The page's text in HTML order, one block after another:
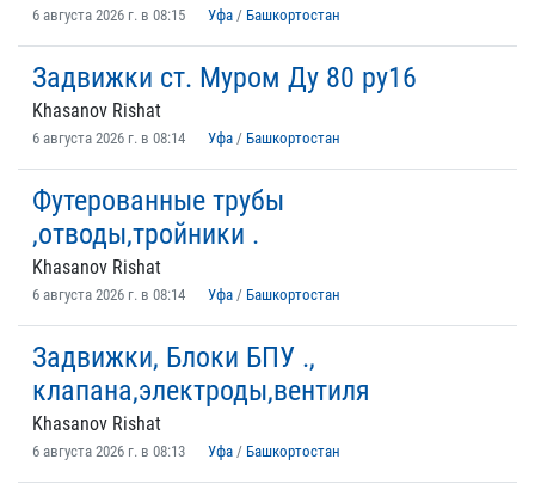
6 августа 2026 г. в 08:15 Уфа / Башкортостан
Задвижки ст. Муром Ду 80 ру16
Khasanov Rishat
6 августа 2026 г. в 08:14 Уфа / Башкортостан
Футерованные трубы
,отводы,тройники .
Khasanov Rishat
6 августа 2026 г. в 08:14 Уфа / Башкортостан
Задвижки, Блоки БПУ .,
клапана,электроды,вентиля
Khasanov Rishat
6 августа 2026 г. в 08:13 Уфа / Башкортостан